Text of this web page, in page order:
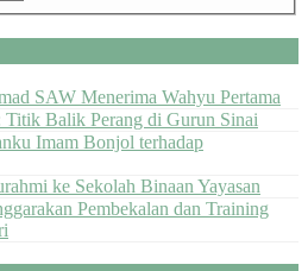
SAW Menerima Wahyu Pertama
Titik Balik Perang di Gurun Sinai
Imam Bonjol terhadap
ke Sekolah Binaan Yayasan
Pembekalan dan Training